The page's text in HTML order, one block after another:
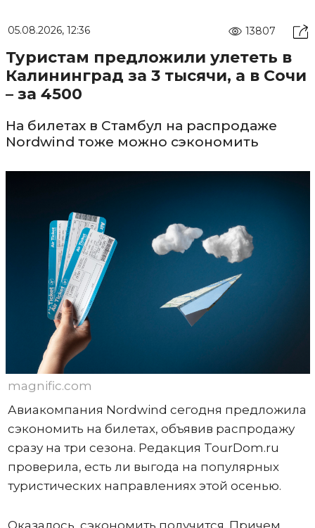
05.08.2026, 12:36 13807
Туристам предложили улететь в
Калининград за 3 тысячи, а в Сочи
– за 4500
На билетах в Стамбул на распродаже
Nordwind тоже можно сэкономить
magnific.com
Авиакомпания Nordwind сегодня предложила
сэкономить на билетах, объявив распродажу
сразу на три сезона. Редакция TourDom.ru
проверила, есть ли выгода на популярных
туристических направлениях этой осенью.